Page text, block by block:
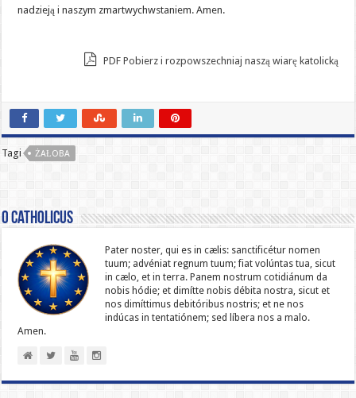
nadzieją i naszym zmartwychwstaniem. Amen.
PDF Pobierz i rozpowszechniaj naszą wiarę katolicką
Tagi ŻAŁOBA
O catholicus
Pater noster, qui es in cælis: sanc­ti­ficétur nomen
tuum; advéniat regnum tuum; fiat volúntas tua, sicut
in cælo, et in terra. Panem nostrum cotidiánum da
nobis hódie; et dimítte nobis débita nostra, sicut et
nos dimíttimus debitóribus nostris; et ne nos
indúcas in ten­ta­tiónem; sed líbera nos a malo.
Amen.